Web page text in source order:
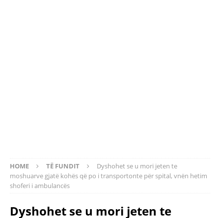
HOME TË FUNDIT
Dyshohet se u mori jeten te
moshuarve gjatë kohës që po i transportonte për spital, vnën hetim
shoferi i ambulancës
Dyshohet se u mori jeten te